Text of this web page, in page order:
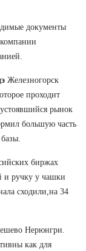
документы
Железногорск
проходит
рынок
большую часть
биржах
и ручку у чашки
сходили,на 34
Нерюнгри.
как для